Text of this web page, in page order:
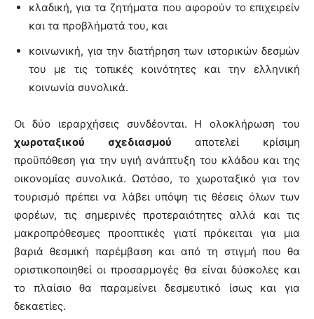
κλαδική, για τα ζητήματα που αφορούν το επιχειρείν
και τα προβλήματά του, και
κοινωνική, για την διατήρηση των ιστορικών δεσμών
του με τις τοπικές κοινότητες και την ελληνική
κοινωνία συνολικά.
Οι δύο ιεραρχήσεις συνδέονται. Η ολοκλήρωση του
χωροταξικού σχεδιασμού αποτελεί κρίσιμη
προϋπόθεση για την υγιή ανάπτυξη του κλάδου και της
οικονομίας συνολικά. Ωστόσο, το χωροταξικό για τον
τουρισμό πρέπει να λάβει υπόψη τις θέσεις όλων των
φορέων, τις σημερινές προτεραιότητες αλλά και τις
μακροπρόθεσμες προοπτικές γιατί πρόκειται για μια
βαριά θεσμική παρέμβαση και από τη στιγμή που θα
οριστικοποιηθεί οι προσαρμογές θα είναι δύσκολες και
το πλαίσιο θα παραμείνει δεσμευτικό ίσως και για
δεκαετίες.